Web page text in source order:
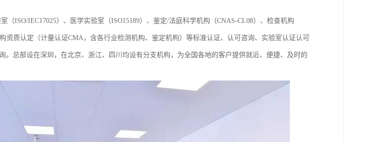
（ISO/IEC17025）、医学实验室（ISO15189）、鉴定/法庭科学机构（CNAS-CL08）、检查机构
构资质认定（计量认证CMA，含各行业检测机构、鉴定机构）等标准认证、认可咨询、实验室认证认可
。总部设在深圳，在北京、浙江、四川均设有分支机构，为全国各地的客户提供就近、便捷、及时的